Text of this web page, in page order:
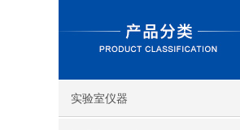
实验室仪器